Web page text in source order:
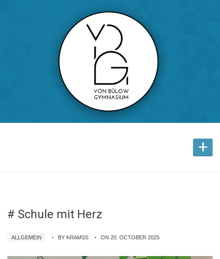
+
# Schule mit Herz
ALLGEMEIN BY KRAMSS ON 20. OCTOBER 2025